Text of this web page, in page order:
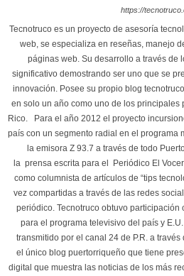
https://
Tecnotruco es un proyecto de asesoría
web, se especializa en reseñas, manejo
páginas web. Su desarrollo a través de
significativo demostrando ser uno que se
innovación. Posee su propio blog
en solo un año como uno de los principales
Rico. Para el año 2012 el proyecto
país con un segmento radial en el programa
la emisora Z 93.7 a través de todo
la prensa escrita para el Periódico El
como columnista de artículos de “tips
vez compartidas a través de las redes
periódico. Tecnotruco obtuvo participación
para el programa televisivo del país y
transmitido por el canal 24 de P.R. a través
el único blog puertorriqueño que tiene
digital que muestra las noticias de los más